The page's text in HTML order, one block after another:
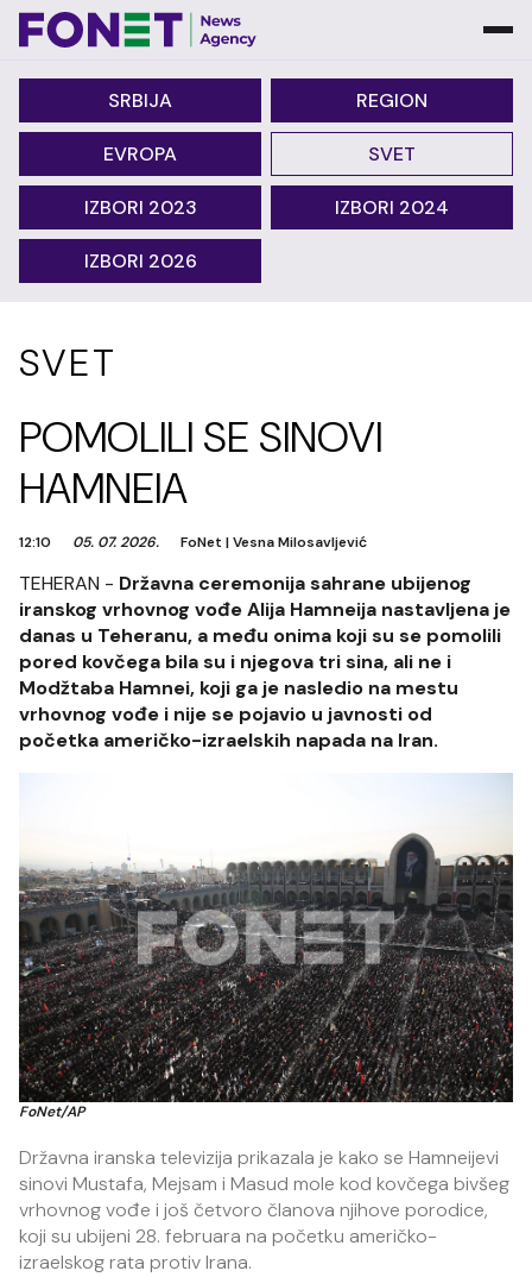
SRBIJA REGION
EVROPA SVET
IZBORI 2023 IZBORI 2024
IZBORI 2026
SVET
POMOLILI SE SINOVI
HAMNEIA
12:10 05. 07. 2026. FoNet |Vesna Milosavljević
TEHERAN - Državna ceremonija sahrane ubijenog
iranskog vrhovnog vođe Alija Hamneija nastavljena je
danas u Teheranu, a među onima koji su se pomolili
pored kovčega bila su i njegova tri sina, ali ne i
Modžtaba Hamnei, koji ga je nasledio na mestu
vrhovnog vođe i nije se pojavio u javnosti od
početka američko-izraelskih napada na Iran.
FoNet/AP
Državna iranska televizija prikazala je kako se Hamneijevi
sinovi Mustafa, Mejsam i Masud mole kod kovčega bivšeg
vrhovnog vođe i još četvoro članova njihove porodice,
koji su ubijeni 28. februara na početku američko-
izraelskog rata protiv Irana.